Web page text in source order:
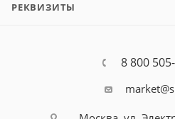
РЕКВИЗИТЫ
8 800